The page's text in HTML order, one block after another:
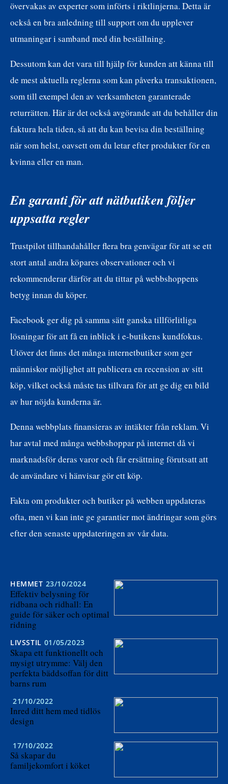
övervakas av experter som införts i riktlinjerna. Detta är
också en bra anledning till support om du upplever
utmaningar i samband med din beställning.
Dessutom kan det vara till hjälp för kunden att känna till
de mest aktuella reglerna som kan påverka transaktionen,
som till exempel den av verksamheten garanterade
returrätten. Här är det också avgörande att du behåller din
faktura hela tiden, så att du kan bevisa din beställning
när som helst, oavsett om du letar efter produkter för en
kvinna eller en man.
En garanti för att nätbutiken följer
uppsatta regler
Trustpilot tillhandahåller flera bra genvägar för att se ett
stort antal andra köpares observationer och vi
rekommenderar därför att du tittar på webbshoppens
betyg innan du köper.
Facebook ger dig på samma sätt ganska tillförlitliga
lösningar för att få en inblick i e-butikens kundfokus.
Utöver det finns det många internetbutiker som ger
människor möjlighet att publicera en recension av sitt
köp, vilket också måste tas tillvara för att ge dig en bild
av hur nöjda kunderna är.
Denna webbplats finansieras av intäkter från reklam. Vi
har avtal med många webbshoppar på internet då vi
marknadsför deras varor och får ersättning förutsatt att
de användare vi hänvisar gör ett köp.
Fakta om produkter och butiker på webben uppdateras
ofta, men vi kan inte ge garantier mot ändringar som görs
efter den senaste uppdateringen av vår data.
HEMMET 23/10/2024
Effektiv belysning för
ridbana och ridhall: En
guide för säker och optimal
ridning
LIVSSTIL 01/05/2023
Skapa ett funktionellt och
mysigt utrymme: Välj den
perfekta bäddsoffan för ditt
barns rum
21/10/2022
Inred ditt hem med tidlös
design
17/10/2022
Så skapar du
familjekomfort i köket